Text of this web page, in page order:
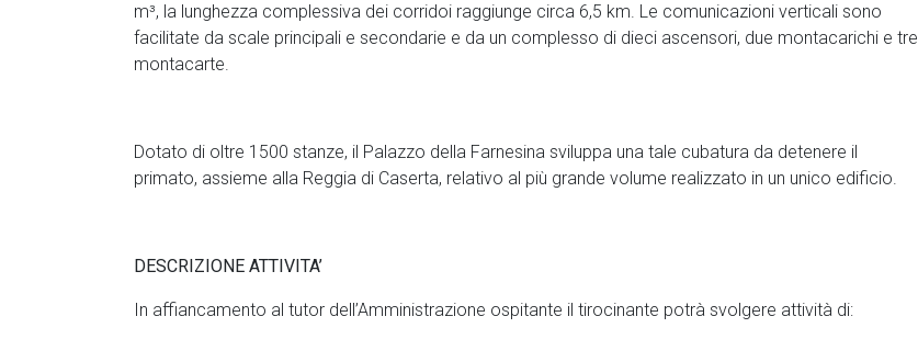
m³, la lunghezza complessiva dei corridoi raggiunge circa 6,5 km. Le comunicazioni verticali sono
facilitate da scale principali e secondarie e da un complesso di dieci ascensori, due montacarichi e tre
montacarte.
Dotato di oltre 1500 stanze, il Palazzo della Farnesina sviluppa una tale cubatura da detenere il
primato, assieme alla Reggia di Caserta, relativo al più grande volume realizzato in un unico edificio.
DESCRIZIONE ATTIVITA’
In affiancamento al tutor dell’Amministrazione ospitante il tirocinante potrà svolgere attività di: